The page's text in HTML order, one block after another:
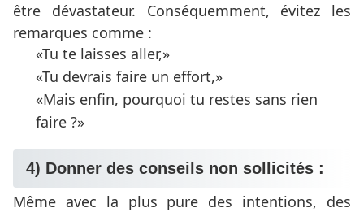
être dévastateur. Conséquemment, évitez les
remarques comme :
Tu te laisses aller,
Tu devrais faire un effort,
Mais enfin, pourquoi tu restes sans rien
faire ?
4) Donner des conseils non sollicités :
Même avec la plus pure des intentions, des